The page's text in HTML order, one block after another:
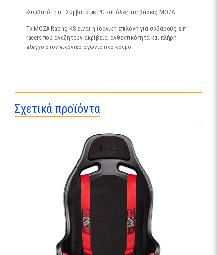
-Συμβατότητα: Συμβατό με PC και όλες τις βάσεις MOZA
Το MOZA Racing KS είναι η ιδανική επιλογή για σοβαρούς sim
racers που αναζητούν ακρίβεια, ανθεκτικότητα και πλήρη
έλεγχο στον εικονικό αγωνιστικό κόσμο.
Σχετικά προϊόντα